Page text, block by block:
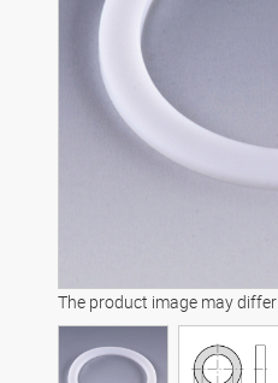
The product image may differ